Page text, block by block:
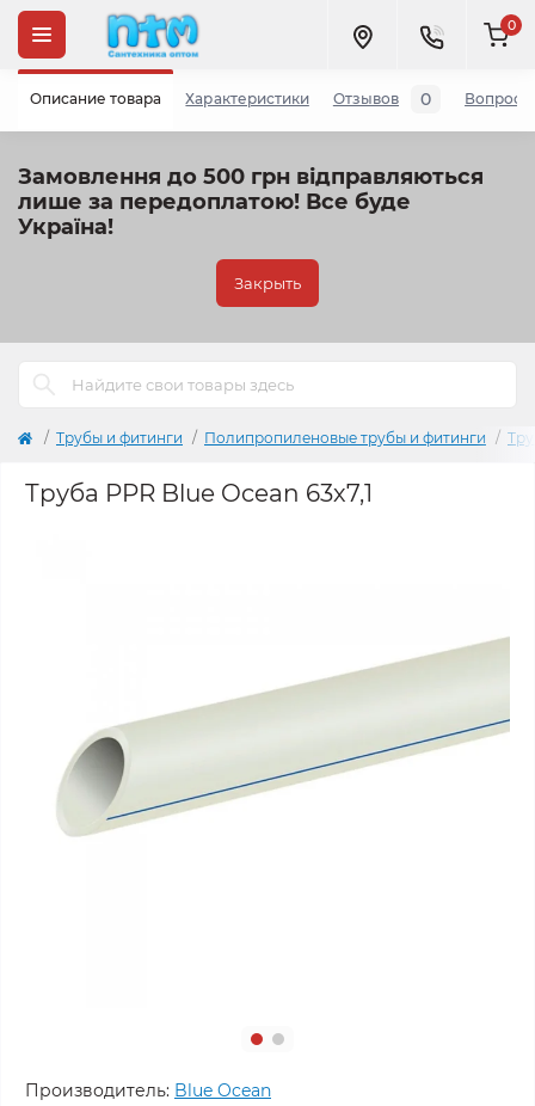
Замовлення до 500 грн відправляються
лише за передоплатою! Все буде
Україна!
Закрыть
0
Трубы и фитинги Полипропиленовые трубы и фитинги
Труба PPR Blue Ocean 63х7,1
Производитель: Blue Ocean
Описание товара Характеристики Отзывов 0 Вопросы